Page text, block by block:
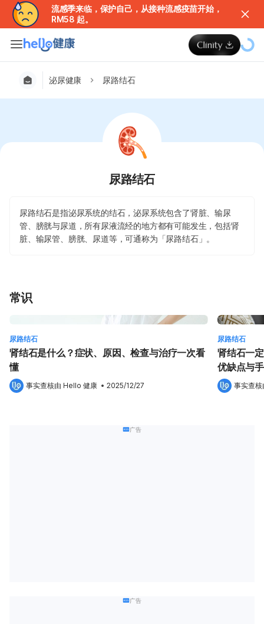
流感季来临，保护自己，从接种流感疫苗开始，
RM58 起。
泌尿健康 尿路结石
尿路结石
尿路结石是指泌尿系统的结石，泌尿系统包含了肾脏、输尿
管、膀胱与尿道，所有尿液流经的地方都有可能发生，包括肾
脏、输尿管、膀胱、尿道等，可通称为「尿路结石」。
常识
尿路结石
肾结石是什么？症状、原因、检查与治疗一次看
懂
事实查核由 Hello 健康 • 2025/12/27
尿路结石
肾结石一
优缺点与
事实查
广告
广告